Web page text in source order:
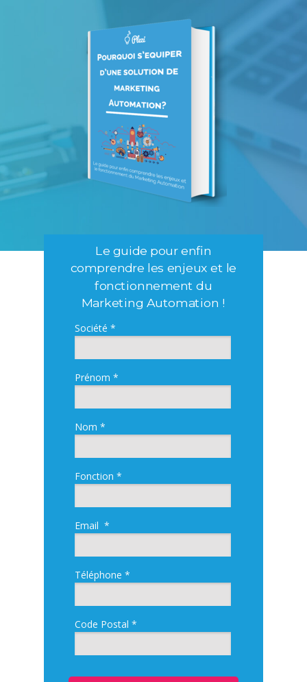
Société *
Prénom *
Nom *
Fonction *
Email *
Téléphone *
Code Postal *
Le guide pour enfin
comprendre les enjeux et le
fonctionnement du
Marketing Automation !